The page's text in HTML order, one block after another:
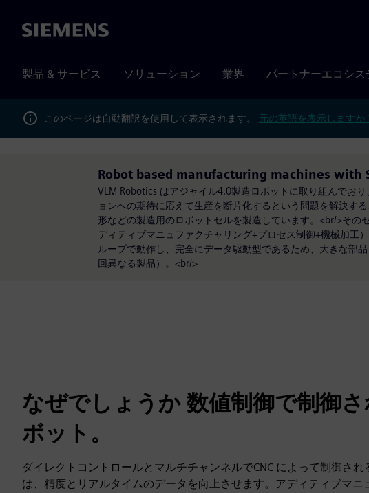
Siemens
製品 & サービス ソリューション 業界 パートナーエコシス
このページは自動翻訳を使用して表示されます。 元の英語を表示しますか
Robot based manufacturing machines with
VLM Robotics はアジャイル4.0製造ロボットに取り組んでお
ョンへの期待に応えて生産を断片化するという問題を解決す
形などの製造用のロボットセルを製造しています。<br/>そ
ディティブマニュファクチャリング+プロセス制御+機械加工
ループで動作し、完全にデータ駆動型であるため、大きな部
回異なる製品）。<br/>
なぜでしょうか 数値制御で制御さ
ボット。
ダイレクトコントロールとマルチチャンネルでCNC によって制御され
は、精度とリアルタイムのデータを向上させます。アディティブマニ